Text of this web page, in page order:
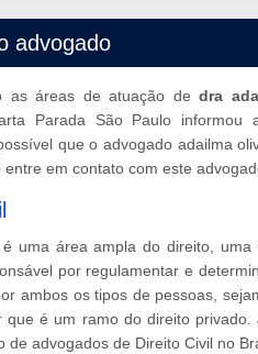
advogado
as áreas de atuação dedra
Parada São Paulo
que o advogado adailma
em contato com este
uma área ampla do direito,
por regulamentar e
ambos os tipos de pessoas,
que é um ramo do direito
de advogados de Direito Civil no